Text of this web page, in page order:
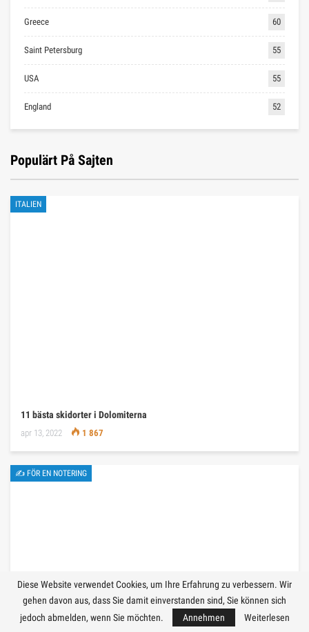
Greece 60
Saint Petersburg 55
USA 55
England 52
Populärt På Sajten
ITALIEN
11 bästa skidorter i Dolomiterna
apr 13, 2022 1 867
✍ FÖR EN NOTERING
Diese Website verwendet Cookies, um Ihre Erfahrung zu verbessern. Wir
gehen davon aus, dass Sie damit einverstanden sind, Sie können sich
jedoch abmelden, wenn Sie möchten.
Annehmen Weiterlesen